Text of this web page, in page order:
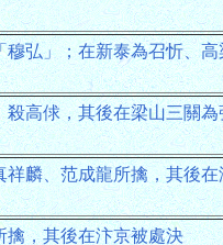
穆弘」；在新泰為召忻、
殺高俅，其後在梁山三關
祥麟、范成龍所擒，其後
擒，其後在汴京被處決